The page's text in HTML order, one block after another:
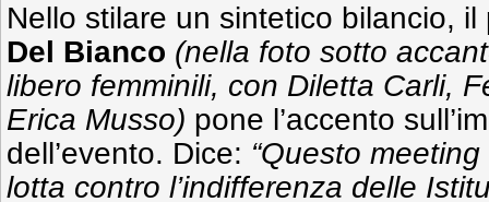
Nello stilare un sintetico bilancio,
Del Bianco (nella foto sotto
libero femminili, con Diletta Carli,
Erica Musso) pone l’accento
dell’evento. Dice: “Questo
lotta contro l’indifferenza delle